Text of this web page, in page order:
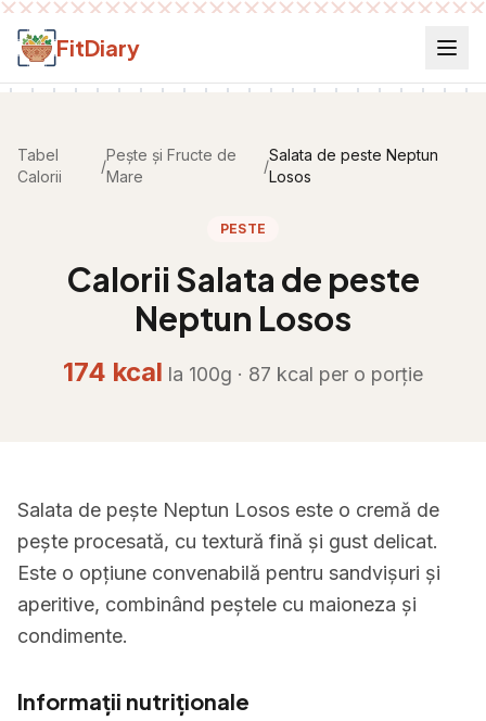
Salt la conținut
FitDiary
Tabel
Calorii
/
Pește și Fructe de
Mare
/
Salata de peste Neptun
Losos
PESTE
Calorii Salata de peste
Neptun Losos
174 kcal la 100g · 87 kcal per o porție
Salata de pește Neptun Losos este o cremă de
pește procesată, cu textură fină și gust delicat.
Este o opțiune convenabilă pentru sandvișuri și
aperitive, combinând peștele cu maioneza și
condimente.
Informații nutriționale